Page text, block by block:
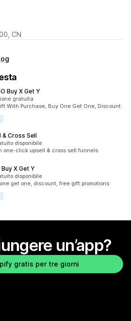
CN
Buy X Get Y
gratuita
With Purchase, Buy One Get One, Discount
Cross Sell
disponibile
one-click upsell & cross sell funnels
X Get Y
disponibile
get one, discount, free gift promotions
un’app?
gratis per tre giorni